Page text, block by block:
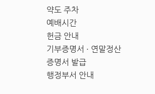
약도 주차
예배시간
헌금 안내
기부증명서 · 연말정산
증명서 발급
행정부서 안내